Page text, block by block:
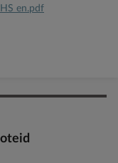
en.pdf